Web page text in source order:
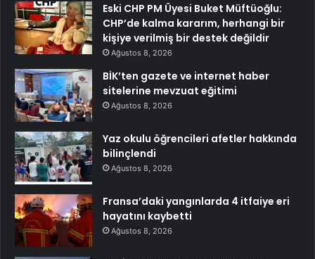
Eski CHP PM Üyesi Buket Müftüoğlu:
CHP’de kalma kararım, herhangi bir
kişiye verilmiş bir destek değildir
Ağustos 8, 2026
BİK’ten gazete ve internet haber
sitelerine mevzuat eğitimi
Ağustos 8, 2026
Yaz okulu öğrencileri afetler hakkında
bilinçlendi
Ağustos 8, 2026
Fransa’daki yangınlarda 4 itfaiye eri
hayatını kaybetti
Ağustos 8, 2026